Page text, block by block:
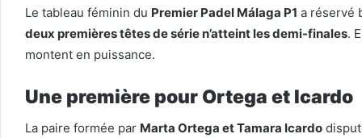
Le tableau féminin du Premier Padel Málaga P1 a réservé
deux premières têtes de série n’atteint les demi-finales.
montent en puissance.
Une première pour Ortega et Icardo
La paire formée par Marta Ortega et Tamara Icardo